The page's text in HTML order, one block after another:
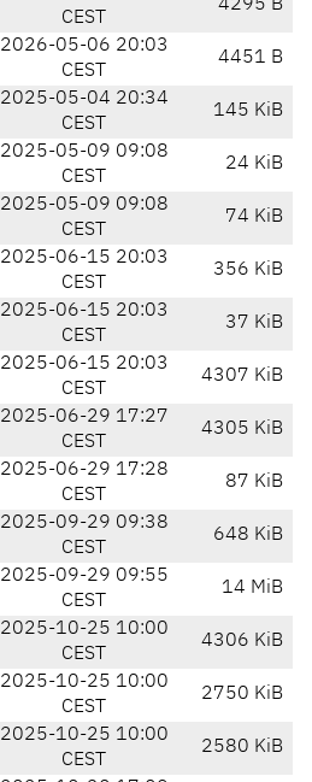
CEST
4295 B
2026-05-06 20:03
CEST
4451 B
2025-05-04 20:34
CEST
145 KiB
2025-05-09 09:08
CEST
24 KiB
2025-05-09 09:08
CEST
74 KiB
2025-06-15 20:03
CEST
356 KiB
2025-06-15 20:03
CEST
37 KiB
2025-06-15 20:03
CEST
4307 KiB
2025-06-29 17:27
CEST
4305 KiB
2025-06-29 17:28
CEST
87 KiB
2025-09-29 09:38
CEST
648 KiB
2025-09-29 09:55
CEST
14 MiB
2025-10-25 10:00
CEST
4306 KiB
2025-10-25 10:00
CEST
2750 KiB
2025-10-25 10:00
CEST
2580 KiB